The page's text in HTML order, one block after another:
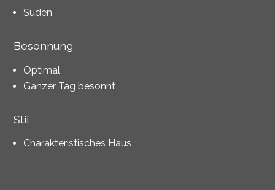
Süden
Besonnung
Optimal
Ganzer Tag besonnt
Stil
Charakteristisches Haus